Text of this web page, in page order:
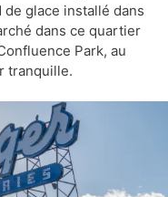
glace installé dans
dans ce quartier
Park, au
tranquille.